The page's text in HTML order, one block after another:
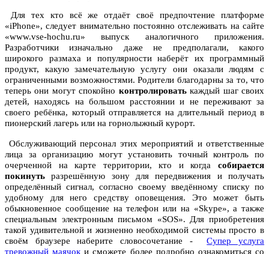
Для тех кто всё же отдаёт своё предпочтение платформе
«iPhone», следует внимательно постоянно отслеживать на сайте
«www.vse-hochu.ru» выпуск аналогичного приложения.
Разработчики изначально даже не предполагали, какого
широкого размаха и популярности наберёт их программный
продукт, какую замечательную услугу они оказали людям с
ограниченными возможностями. Родители благодарны за то, что
теперь они могут спокойно контролироватькаждый шаг своих
детей, находясь на большом расстоянии и не переживают за
своего ребёнка, который отправляется на длительный период в
пионерский лагерь или на горнолыжный курорт.
Обслуживающий персонал этих мероприятий и ответственные
лица за организацию могут установить точный контроль по
очерченной на карте территории, кто и когда собирается
покинуть разрешённую зону для передвижения и получать
определённый сигнал, согласно своему введённому списку по
удобному для него средству оповещения. Это может быть
обыкновенное сообщение на телефон или на «Skype», а также
специальным электронным письмом «SOS». Для приобретения
такой удивительной и жизненно необходимой системы просто в
своём браузере наберите словосочетание -Супер услуга
тревожный маячок и сможете более подробно ознакомиться со